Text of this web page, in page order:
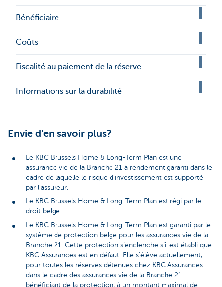
Bénéficiaire
Coûts
Fiscalité au paiement de la réserve
Informations sur la durabilité
Envie d'en savoir plus?
Le KBC Brussels Home & Long-Term Plan est une
assurance vie de la Branche 21 à rendement garanti dans le
cadre de laquelle le risque d'investissement est supporté
par l'assureur.
Le KBC Brussels Home & Long-Term Plan est régi par le
droit belge.
Le KBC Brussels Home & Long-Term Plan est garanti par le
système de protection belge pour les assurances vie de la
Branche 21. Cette protection s’enclenche s’il est établi que
KBC Assurances est en défaut. Elle s’élève actuellement,
pour toutes les réserves détenues chez KBC Assurances
dans le cadre des assurances vie de la Branche 21
bénéficiant de la protection, à un montant maximal de